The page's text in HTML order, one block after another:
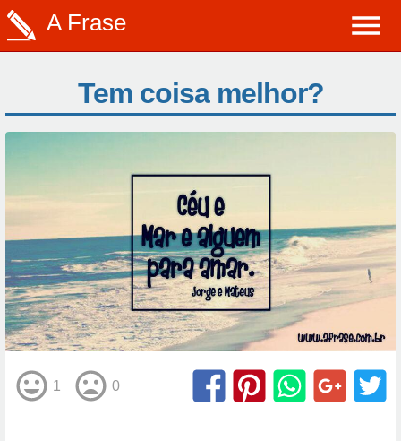
A Frase
Tem coisa melhor?
1 0